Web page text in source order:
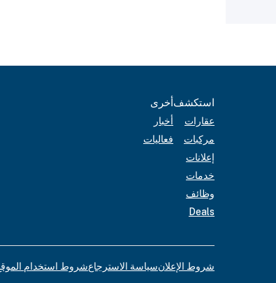
استكشف
عقارات
مركبات
إعلانات
خدمات
وظائف
Deals
أخرى
أخبار
فعاليات
شروط الإعلانسياسة الاسترجاعشروط استخدام